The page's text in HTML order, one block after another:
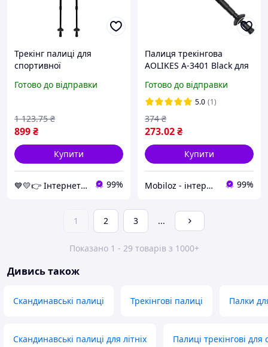
Трекінг палиці для
спортивної
(Uolide, Black ) палки
Готово до відправки
899₴
1 123.75 ₴
Купити
💙💛👉 Інтернет-маркет "НашТорг" 🎁% 🚚 ⤵ 99%
Палиця трекінгова
AOLIKES A-3401 Black для
скандинавської ходьби 1
шт.
Готово до відправки
5.0 (1)
273.02₴
374 ₴
Купити
Mobiloz - інтернет-магазин Мобілоз 99%
1 2 3 ...
Показано 1 - 29 товарів з 1000+
Дивись також
Скандинавські палиці Трекінгові палиці Палки
Скандинавські палиці для літніх Палиці трекінгові